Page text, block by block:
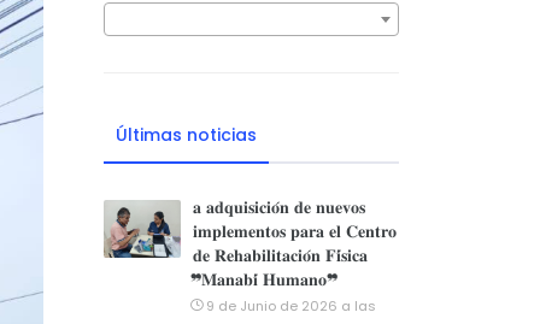
Últimas noticias
𝐚 𝐚𝐝𝐪𝐮𝐢𝐬𝐢𝐜𝐢𝐨́𝐧 𝐝𝐞 𝐧𝐮𝐞𝐯𝐨𝐬
𝐢𝐦𝐩𝐥𝐞𝐦𝐞𝐧𝐭𝐨𝐬 𝐩𝐚𝐫𝐚 𝐞𝐥 𝐂𝐞𝐧𝐭𝐫𝐨
𝐝𝐞 𝐑𝐞𝐡𝐚𝐛𝐢𝐥𝐢𝐭𝐚𝐜𝐢𝐨́𝐧 𝐅𝐢́𝐬𝐢𝐜𝐚
❞𝐌𝐚𝐧𝐚𝐛𝐢́ 𝐇𝐮𝐦𝐚𝐧𝐨❞
9 de Junio de 2026 a las